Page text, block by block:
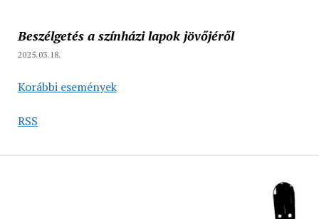
Beszélgetés a színházi lapok jövőjéről
2025.03.18.
Korábbi események
RSS